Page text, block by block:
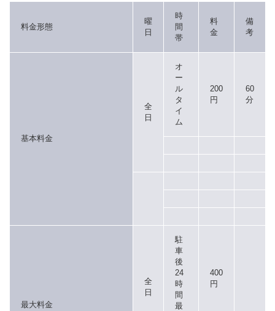
料金形態
曜
日
時
間
帯
料
金
備
考
基本料金
全
日
オ
ー
ル
タ
イ
ム
200
円
60
分
最大料金
全
日
駐
車
後
24
時
間
最
400
円